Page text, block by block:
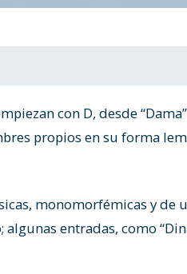
con D, desde
propios en su forma
monomorfémicas y de
entradas, como